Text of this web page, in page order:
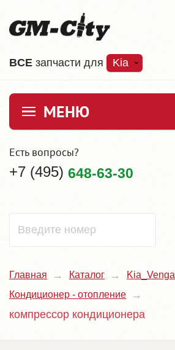
ВCE запчасти для Kia
МЕНЮ
Есть вопросы?
+7 (495) 648-63-30
Главная Каталог
Kia_Venga
Кондиционер - отопление
компрессор кондиционера